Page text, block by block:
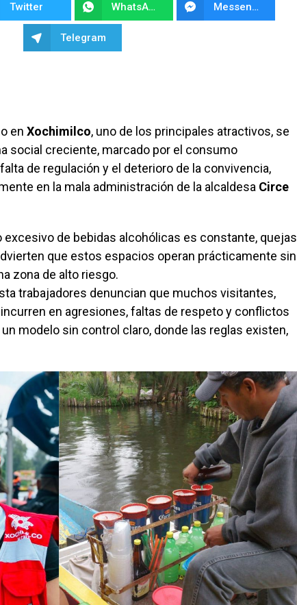
Twitter WhatsApp Messenger
Telegram
en Xochimilco, uno de los principales atractivos, se
social creciente, marcado por el consumo
de regulación y el deterioro de la convivencia,
en la mala administración de la alcaldesa Circe
excesivo de bebidas alcohólicas es constante, quejas
que estos espacios operan prácticamente sin
zona de alto riesgo.
trabajadores denuncian que muchos visitantes,
en agresiones, faltas de respeto y conflictos
modelo sin control claro, donde las reglas existen,